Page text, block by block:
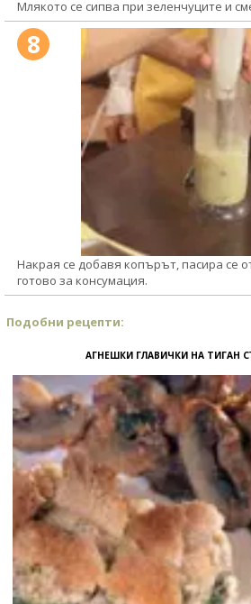
Млякото се сипва при зеленчуците и
8
Накрая се добавя копърът, пасира се
готово за консумация.
Подобни рецепти:
АГНЕШКИ ГЛАВИЧКИ НА ТИГАН